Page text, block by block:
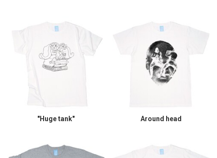
"Huge tank" Around head